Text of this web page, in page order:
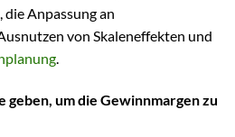
, die Anpassung an
von Skaleneffekten und
geben, um die Gewinnmargen zu